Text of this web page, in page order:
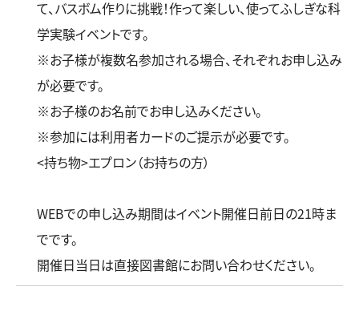
て、バスボム作りに挑戦！作って楽しい、使ってふしぎな科
学実験イベントです。
※お子様が複数名参加される場合、それぞれお申し込み
が必要です。
※お子様のお名前でお申し込みください。
※参加には利用者カードのご提示が必要です。
<持ち物>エプロン（お持ちの方）
WEBでの申し込み期間はイベント開催日前日の21時ま
でです。
開催日当日は直接図書館にお問い合わせください。